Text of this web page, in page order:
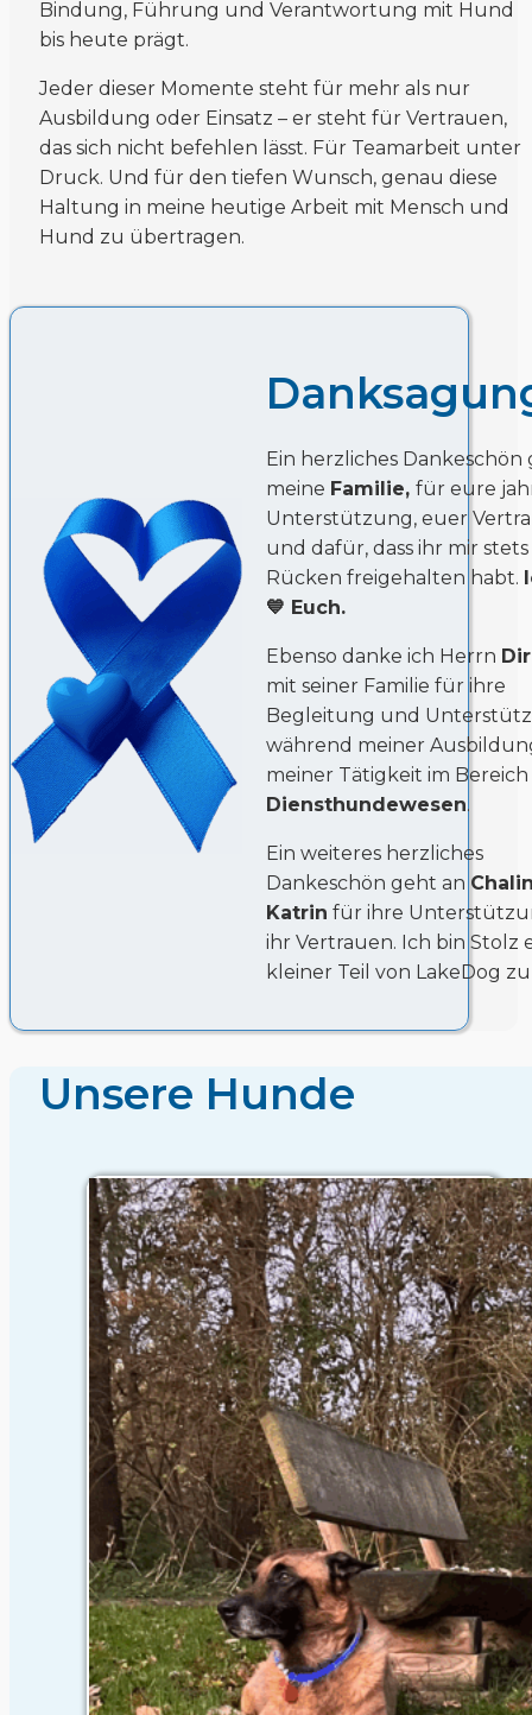
Bindung, Führung und Verantwortung mit Hund
bis heute prägt.
Jeder dieser Momente steht für mehr als nur
Ausbildung oder Einsatz – er steht für Vertrauen,
das sich nicht befehlen lässt. Für Teamarbeit unter
Druck. Und für den tiefen Wunsch, genau diese
Haltung in meine heutige Arbeit mit Mensch und
Hund zu übertragen.
Ein herzliches Dankeschön
meine Familie, für eure
Unterstützung, euer
und dafür, dass ihr mir
Rücken freigehalten habt.
💙 Euch.
Ebenso danke ich Herrn
mit seiner Familie für ihre
Begleitung und
während meiner
meiner Tätigkeit im Bereich
Diensthundewesen.
Ein weiteres herzliches
Dankeschön geht an
Katrin für ihre
ihr Vertrauen. Ich bin Stolz
kleiner Teil von LakeDog zu
Unsere Hunde